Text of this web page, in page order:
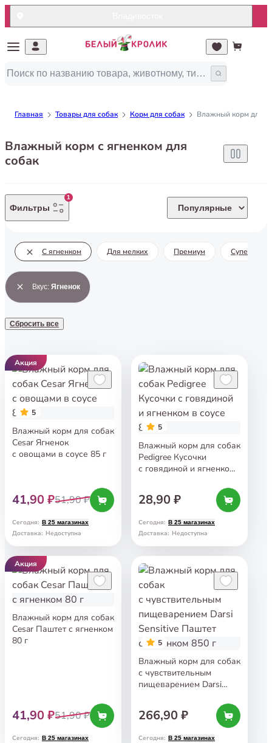
Главная Товары для собак Корм для собак Влажный корм для
Влажный корм с ягненком для
собак
Фильтры
1
Популярные
С ягненком Для мелких Премиум Супер
Вкус: Ягненок
Сбросить все
Акция
5
Влажный корм для собак
Cesar Ягненок
с овощами в соусе 85 г
41,90 ₽51,90 ₽
Сегодня: В 25 магазинах
Доставка: Недоступна
5
Влажный корм для собак
Pedigree Кусочки
с говядиной и ягненком
28,90 ₽
Сегодня: В 25 магазинах
Доставка: Недоступна
Акция
Влажный корм для собак
Cesar Паштет с ягненком
80 г
41,90 ₽51,90 ₽
Сегодня: В 25 магазинах
5
Влажный корм для собак
с чувствительным
пищеварением Darsi
266,90 ₽
Сегодня: В 25 магазинах